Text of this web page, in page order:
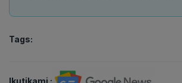
Tags:
Ikutikami :